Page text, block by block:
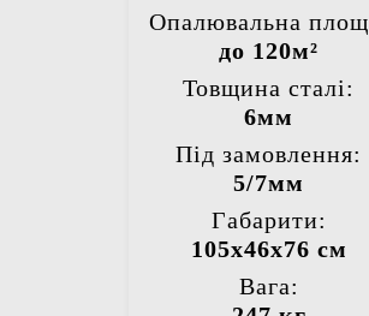
Опалювальна
до 120м²
Товщина сталі:
6мм
Під замовлення:
5/7мм
Габарити:
105х46х76 см
Вага: